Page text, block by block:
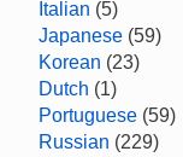
Italian (5)
Japanese (59)
Korean (23)
Dutch (1)
Portuguese (59)
Russian (229)